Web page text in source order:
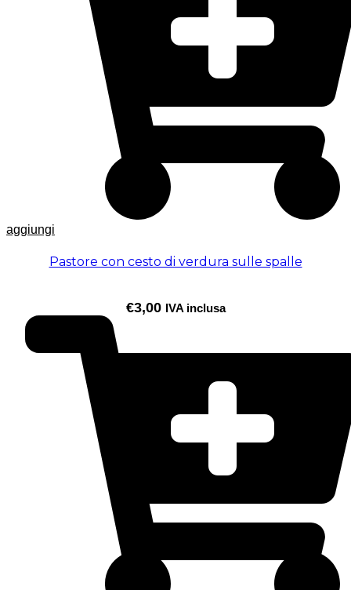
aggiungi
Pastore con cesto di verdura sulle spalle
€3,00 IVA inclusa